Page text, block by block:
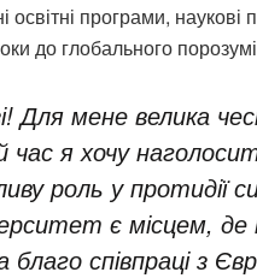
освітні програми,
до глобального
Для мене велика
час я хочу
роль у протидії
є місцем,
благо співпраці з